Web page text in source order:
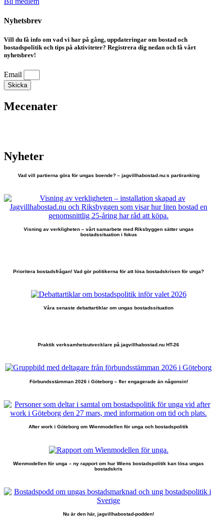
Nyhetsbrev
Vill du få info om vad vi har på gång, uppdateringar om bostad och
bostadspolitik och tips på aktiviteter? Registrera dig nedan och få vårt
nyhetsbrev!
Email
Skicka
Mecenater
Nyheter
Vad vill partierna göra för ungas boende? – jagvillhabostad.nu:s partiranking
Visning av verkligheten – vårt samarbete med Riksbyggen sätter ungas
bostadssituation i fokus
Prioritera bostadsfrågan! Vad gör politikerna för att lösa bostadskrisen för unga?
Våra senaste debattartiklar om ungas bostadssituation
Praktik verksamhetsutvecklare på jagvillhabostad.nu HT-26
Förbundsstämman 2026 i Göteborg – fler engagerade än någonsin!
After work i Göteborg om Wienmodellen för unga och bostadspolitik
Wienmodellen för unga – ny rapport om hur Wiens bostadspolitik kan lösa ungas
bostadskris
Nu är den här, jagvillhabostad-podden!